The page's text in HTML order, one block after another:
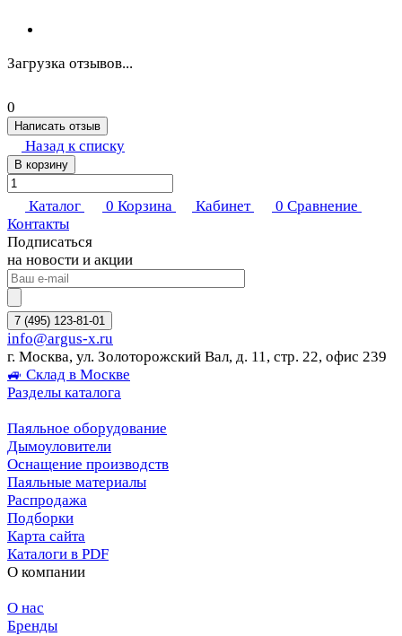
Загрузка отзывов...
0
Написать отзыв
Назад к списку
В корзину
Каталог 0 Корзина Кабинет 0 Сравнение
Контакты
Подписаться
на новости и акции
7 (495) 123-81-01
info@argus-x.ru
г. Москва, ул. Золоторожский Вал, д. 11, стр. 22, офис 239
🚙 Склад в Москве
Разделы каталога
Паяльное оборудование
Дымоуловители
Оснащение производств
Паяльные материалы
Распродажа
Подборки
Карта сайта
Каталоги в PDF
О компании
О нас
Бренды